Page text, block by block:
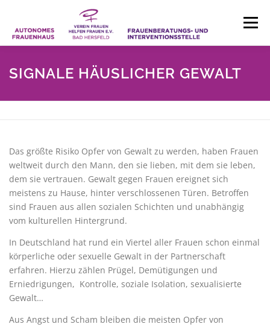
springen
Menü
HOME AKTUELLES
AUTONOMES FRAUENHAUS
KONTAKT
SIGNALE HÄUSLICHER GEWALT
Das größte Risiko Opfer von Gewalt zu werden, haben Frauen
weltweit durch den Mann, den sie lieben, mit dem sie leben,
dem sie vertrauen. Gewalt gegen Frauen ereignet sich
meistens zu Hause, hinter verschlossenen Türen. Betroffen
sind Frauen aus allen sozialen Schichten und unabhängig
vom kulturellen Hintergrund.
In Deutschland hat rund ein Viertel aller Frauen schon einmal
körperliche oder sexuelle Gewalt in der Partnerschaft
erfahren. Hierzu zählen Prügel, Demütigungen und
Erniedrigungen, Kontrolle, soziale Isolation, sexualisierte
Gewalt…
Aus Angst und Scham bleiben die meisten Opfer von